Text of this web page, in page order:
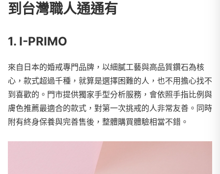
到台灣職人通通有
1. I-PRIMO
來自日本的婚戒專門品牌，以細膩工藝與高品質鑽石為核
心，款式超過千種，就算是選擇困難的人，也不用擔心找不
到喜歡的。門市提供獨家手型分析服務，會依照手指比例與
膚色推薦最適合的款式，對第一次挑戒的人非常友善。同時
附有終身保養與完善售後，整體購買體驗相當不錯。